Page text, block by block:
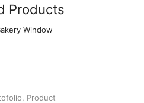
Products
Product